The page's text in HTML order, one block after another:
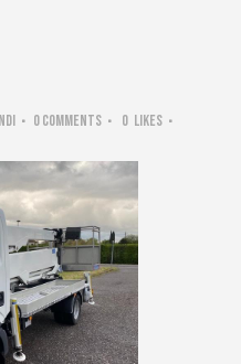
0 Comments 0 Likes